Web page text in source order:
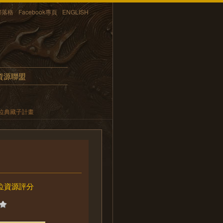
格 Facebook專頁 ENGLISH
源聯盟
典藏子計畫
資源評分